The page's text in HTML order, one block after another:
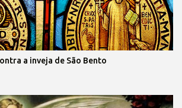
a inveja de São Bento